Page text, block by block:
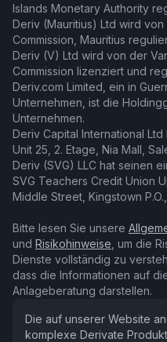
Islands Monetary Authority
Deriv (Mauritius) Ltd wird
Commission, Mauritius
Deriv (V) Ltd wird von der
Commission lizenziert und
Deriv.com Limited, ein in
Unternehmen, ist die
Unternehmen.
Deriv Capital International
Unit 25, 2. Etage, Nia Mall,
Deriv (SVG) LLC hat seinen
SVG Teachers Credit Union
Middle Street, Kingstown
Bitte lesen Sie unsere
und Risikohinweise , um die
Dienste vollständig zu
dass die Informationen auf
Anlageberatung darstellen.
Die auf unserer Website
komplexe Derivate